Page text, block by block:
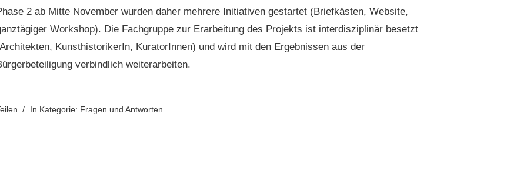
2 ab Mitte Novem­ber wur­den daher mehrere Ini­tia­tiv­en ges­tartet (Briefkästen, Web­site,
Work­shop). Die Fach­gruppe zur Erar­beitung des Pro­jek­ts ist inter­diszi­plinär beset­zt
Kun­sthis­torik­erIn, Kura­torIn­nen) und wird mit den Ergeb­nis­sen aus der
verbindlich weiterarbeiten.
In Kategorie: Fragen und Antworten